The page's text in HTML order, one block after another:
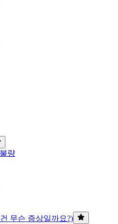
량
무슨 증상일까요?)